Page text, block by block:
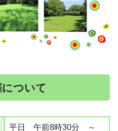
ついて
平日 午前8時30分 ～